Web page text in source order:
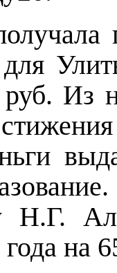
для
руб. Из
Н.Г.
года на